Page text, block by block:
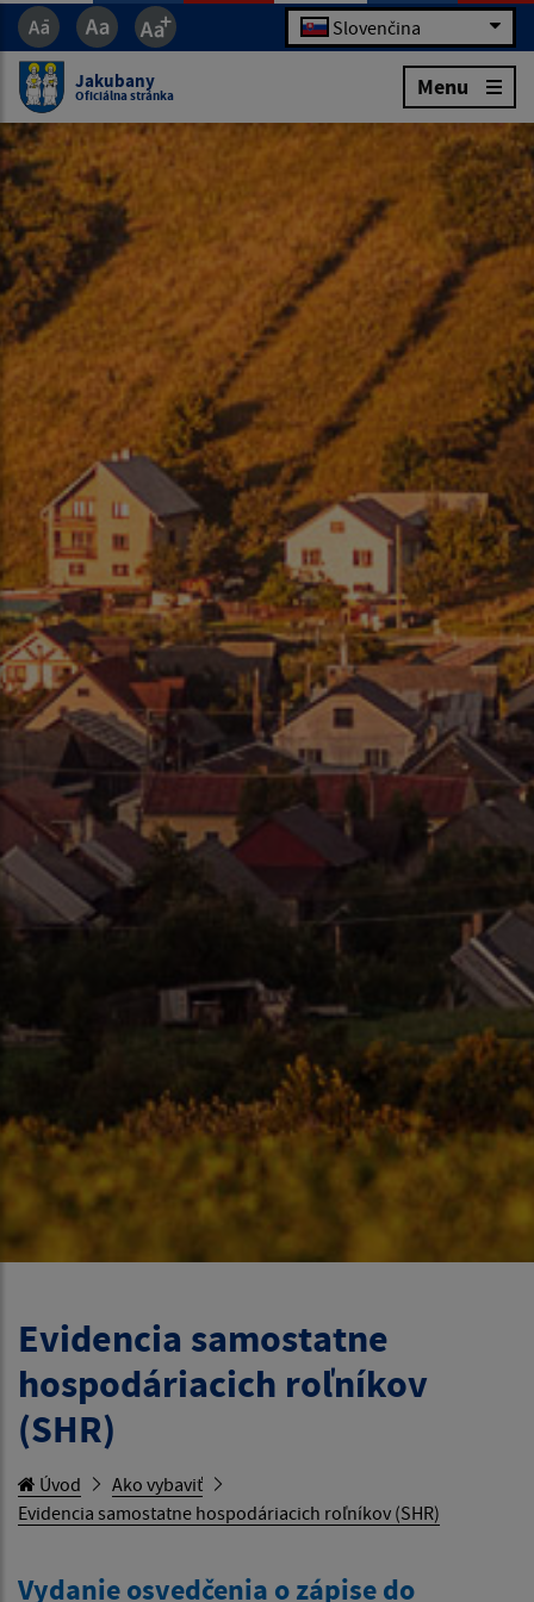
Slovenčina
Jakubany
Oficiálna stránka Menu
Evidencia samostatne
hospodáriacich roľníkov
(SHR)
Úvod
Ako vybaviť
Evidencia samostatne hospodáriacich roľníkov (SHR)
Vydanie osvedčenia o zápise do